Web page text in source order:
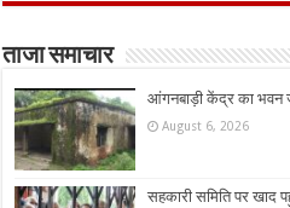
ताजा समाचार
आंगनबाड़ी केंद्र का भवन
August 6, 2026
सहकारी समिति पर खाद